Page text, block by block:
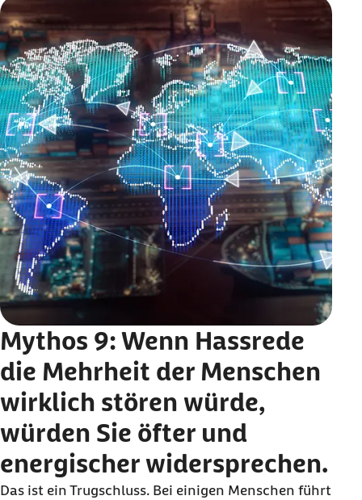
Mythos 9: Wenn Hassrede
die Mehrheit der Menschen
wirklich stören würde,
würden Sie öfter und
energischer widersprechen.
Das ist ein Trugschluss. Bei einigen Menschen führt